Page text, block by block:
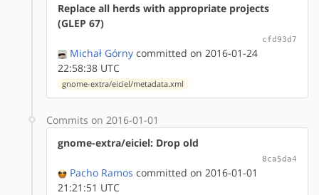
Replace all herds with appropriate projects
(GLEP 67)
cfd93d7
Michał Górny committed on 2016-01-24
22:58:38 UTC
gnome-extra/eiciel/metadata.xml
Commits on 2016-01-01
gnome-extra/eiciel: Drop old
8ca5da4
Pacho Ramos committed on 2016-01-01
21:21:51 UTC